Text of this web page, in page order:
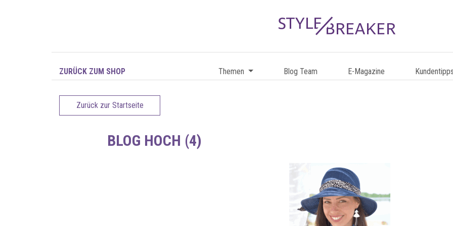
ZURÜCK ZUM SHOP Themen Blog Team E-Magazine
Zurück zur Startseite
BLOG HOCH (4)